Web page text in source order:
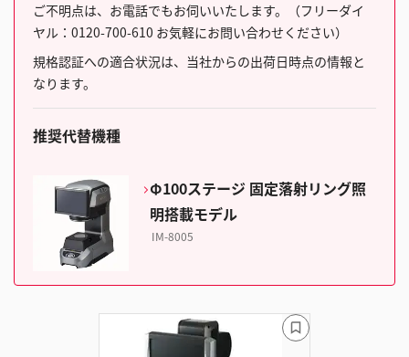
ご不明点は、お電話でもお伺いいたします。（フリーダイ
ヤル：0120-700-610 お気軽にお問い合わせください）
規格認証への適合状況は、当社からの出荷日時点の情報と
なります。
推奨代替機種
Φ100ステージ 固定落射リング照
明搭載モデル
IM-8005
ブ
ッ